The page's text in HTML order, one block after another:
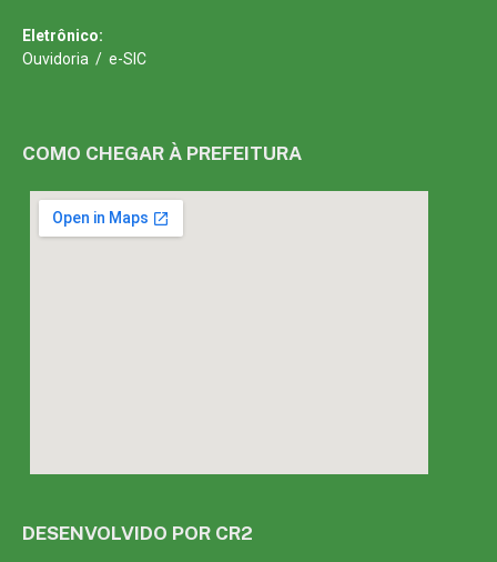
Eletrônico:
Ouvidoria / e-SIC
COMO CHEGAR À PREFEITURA
DESENVOLVIDO POR CR2